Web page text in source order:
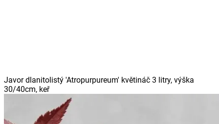
Javor dlanitolistý 'Atropurpureum' květináč 3 litry, výška
30/40cm, keř